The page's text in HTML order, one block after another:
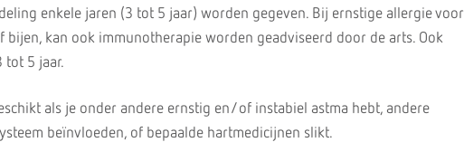
enkele jaren (3 tot 5 jaar) worden gegeven. Bij ernstige allergie voor
bijen, kan ook immunotherapie worden geadviseerd door de arts. Ook
tot 5 jaar.
als je onder andere ernstig en/of instabiel astma hebt, andere
beïnvloeden, of bepaalde hartmedicijnen slikt.